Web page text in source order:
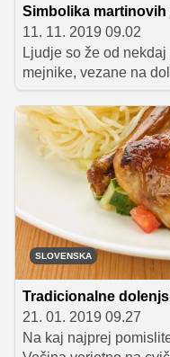
Simbolika martinovih
11. 11. 2019 09.02
Ljudje so že od
mejnike, vezane na
prelomnice. Eden
letine, ki se je v
novembru. Mize so
obložene z mesom,
dosti drugače, saj ni
dobre gosi ali race,
dobre kapljice vina.
SLOVENSKA
Tradicionalne
21. 01. 2019 09.27
Na kaj najprej